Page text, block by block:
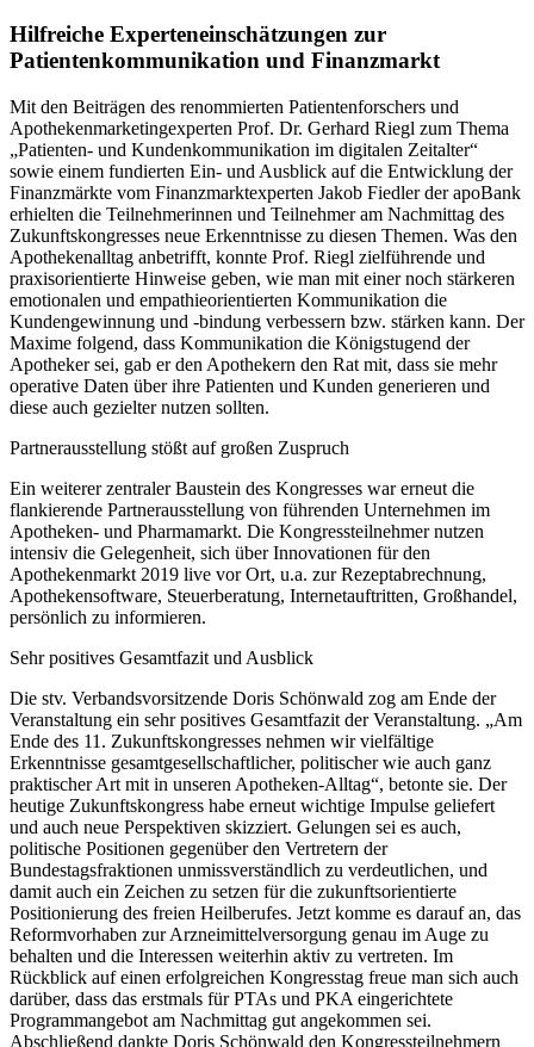
Hilfreiche Experteneinschätzungen zur
Patientenkommunikation und Finanzmarkt
Mit den Beiträgen des renommierten Patientenforschers und
Apothekenmarketingexperten Prof. Dr. Gerhard Riegl zum Thema
„Patienten- und Kundenkommunikation im digitalen Zeitalter“
sowie einem fundierten Ein- und Ausblick auf die Entwicklung der
Finanzmärkte vom Finanzmarktexperten Jakob Fiedler der apoBank
erhielten die Teilnehmerinnen und Teilnehmer am Nachmittag des
Zukunftskongresses neue Erkenntnisse zu diesen Themen. Was den
Apothekenalltag anbetrifft, konnte Prof. Riegl zielführende und
praxisorientierte Hinweise geben, wie man mit einer noch stärkeren
emotionalen und empathieorientierten Kommunikation die
Kundengewinnung und -bindung verbessern bzw. stärken kann. Der
Maxime folgend, dass Kommunikation die Königstugend der
Apotheker sei, gab er den Apothekern den Rat mit, dass sie mehr
operative Daten über ihre Patienten und Kunden generieren und
diese auch gezielter nutzen sollten.
Partnerausstellung stößt auf großen Zuspruch
Ein weiterer zentraler Baustein des Kongresses war erneut die
flankierende Partnerausstellung von führenden Unternehmen im
Apotheken- und Pharmamarkt. Die Kongressteilnehmer nutzen
intensiv die Gelegenheit, sich über Innovationen für den
Apothekenmarkt 2019 live vor Ort, u.a. zur Rezeptabrechnung,
Apothekensoftware, Steuerberatung, Internetauftritten, Großhandel,
persönlich zu informieren.
Sehr positives Gesamtfazit und Ausblick
Die stv. Verbandsvorsitzende Doris Schönwald zog am Ende der
Veranstaltung ein sehr positives Gesamtfazit der Veranstaltung. „Am
Ende des 11. Zukunftskongresses nehmen wir vielfältige
Erkenntnisse gesamtgesellschaftlicher, politischer wie auch ganz
praktischer Art mit in unseren Apotheken-Alltag“, betonte sie. Der
heutige Zukunftskongress habe erneut wichtige Impulse geliefert
und auch neue Perspektiven skizziert. Gelungen sei es auch,
politische Positionen gegenüber den Vertretern der
Bundestagsfraktionen unmissverständlich zu verdeutlichen, und
damit auch ein Zeichen zu setzen für die zukunftsorientierte
Positionierung des freien Heilberufes. Jetzt komme es darauf an, das
Reformvorhaben zur Arzneimittelversorgung genau im Auge zu
behalten und die Interessen weiterhin aktiv zu vertreten. Im
Rückblick auf einen erfolgreichen Kongresstag freue man sich auch
darüber, dass das erstmals für PTAs und PKA eingerichtete
Programmangebot am Nachmittag gut angekommen sei.
Abschließend dankte Doris Schönwald den Kongressteilnehmern